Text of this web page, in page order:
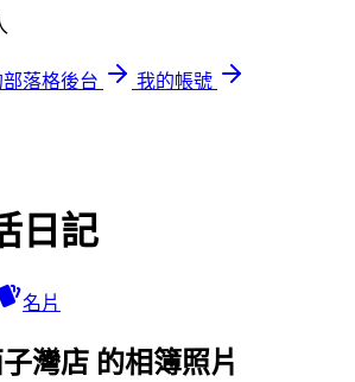
落格後台
我的帳號
日記
名片
灣店 的相簿照片